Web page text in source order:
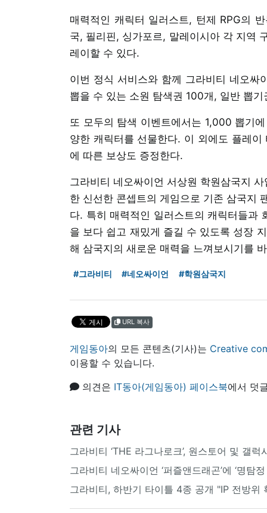
매력적인 캐릭터 일러스트, 턴제 RPG의
국, 필리핀, 싱가포르, 말레이시아 각 지역
레이할 수 있다.
이번 정식 서비스와 함께 그라비티 네오싸
뽑을 수 있는 소원 탐색권 100개, 일반 뽑
또 모두의 탐색 이벤트에서는 1,000 뽑기
양한 캐릭터를 선물한다. 이 외에도 플레
에 따른 보상도 증정한다.
그라비티 네오싸이언 서상원 학원삼국지
한 신선한 콘셉트의 게임으로 기존 삼국지
다. 특히 매력적인 일러스트의 캐릭터들과
을 보다 쉽고 재밌게 즐길 수 있도록 성장
해 삼국지의 새로운 매력을 느껴보시기를
#그라비티 #네오싸이언 #학원삼국지
URL 복사
게임동아의 모든 콘텐츠(기사)는 Creative
이용할 수 있습니다.
의견은 IT동아(게임동아) 페이스북에서 덧
관련 기사
그라비티 ‘THE 라그나로크’, 원스토어 및 갤
그라비티 네오싸이언 ‘퍼즐앤드래곤’에 ‘명탐
그라비티, 하반기 타이틀 4종 공개 "IP 전방위